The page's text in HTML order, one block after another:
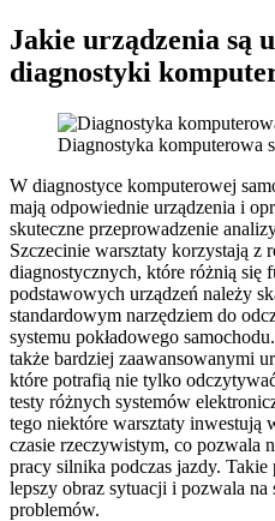
Jakie urządzenia są
diagnostyki
Diagnostyka komputerowa
W diagnostyce komputerowej
mają odpowiednie urządzenia i
skuteczne przeprowadzenie
Szczecinie warsztaty korzystają z
diagnostycznych, które różnią się
podstawowych urządzeń należy
standardowym narzędziem do
systemu pokładowego
także bardziej zaawansowanymi
które potrafią nie tylko
testy różnych systemów
tego niektóre warsztaty inwestują
czasie rzeczywistym, co pozwala
pracy silnika podczas jazdy.
lepszy obraz sytuacji i pozwala na
problemów.